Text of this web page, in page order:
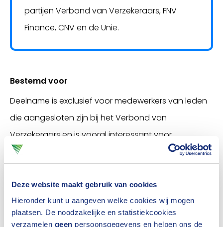
Deze website maakt gebruik van cookies
Hieronder kunt u aangeven welke cookies wij mogen
plaatsen. De noodzakelijke en statistiekcookies
verzamelen geen persoonsgegevens en helpen ons de
partijen Verbond van Verzekeraars, FNV
Finance, CNV en de Unie.
Bestemd voor
Deelname is exclusief voor medewerkers van leden
die aangesloten zijn bij het Verbond van
Verzekeraars en is vooral interessant voor
medewerkers die direct betrokken zijn bij het
medewerkers, directieleden alsmede leden van
ondernemingsraden en
medezeggenschapsorganen.